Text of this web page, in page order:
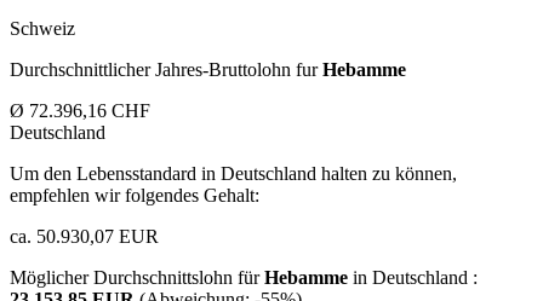
Schweiz
Durchschnittlicher Jahres-Bruttolohn furHebamme
Ø 72.396,16 CHF
Deutschland
Um den Lebensstandard in Deutschland halten zu können,
empfehlen wir folgendes Gehalt:
ca. 50.930,07 EUR
Möglicher Durchschnittslohn fürHebamme in Deutschland :